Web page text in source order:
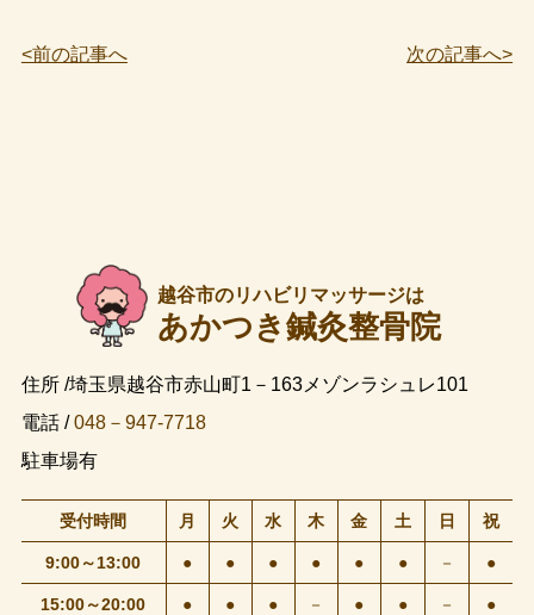
<前の記事へ 次の記事へ>
越谷市のリハビリマッサージは
あかつき鍼灸整骨院
住所 /埼玉県越谷市赤山町1－163メゾンラシュレ101
電話 /048－947-7718
駐車場有
受付時間 月 火 水 木 金 土 日 祝
9:00～13:00 ● ● ● ● ● ● － ●
15:00～20:00 ● ● ● － ● ● － ●